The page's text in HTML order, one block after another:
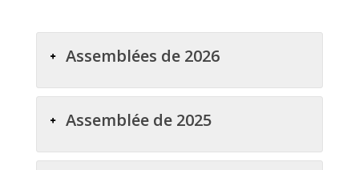
Assemblées de 2026
Assemblée de 2025